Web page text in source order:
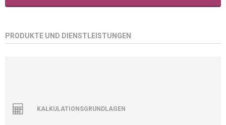
PRODUKTE UND DIENSTLEISTUNGEN
KALKULATIONSGRUNDLAGEN